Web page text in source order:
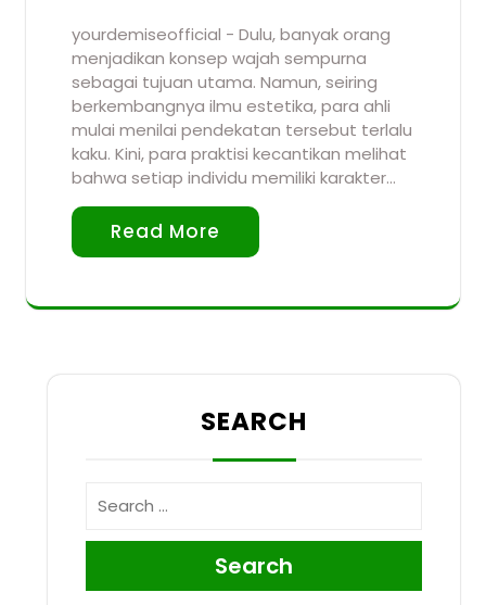
yourdemiseofficial - Dulu, banyak orang
menjadikan konsep wajah sempurna
sebagai tujuan utama. Namun, seiring
berkembangnya ilmu estetika, para ahli
mulai menilai pendekatan tersebut terlalu
kaku. Kini, para praktisi kecantikan melihat
bahwa setiap individu memiliki karakter…
Read More
SEARCH
Search